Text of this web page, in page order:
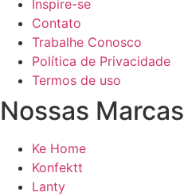
Inspire-se
Contato
Trabalhe Conosco
Política de Privacidade
Termos de uso
Nossas Marcas
Ke Home
Konfektt
Lanty